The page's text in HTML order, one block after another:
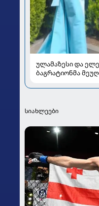
ულამაზესი და
ბაგრატიონმა
სიახლეები